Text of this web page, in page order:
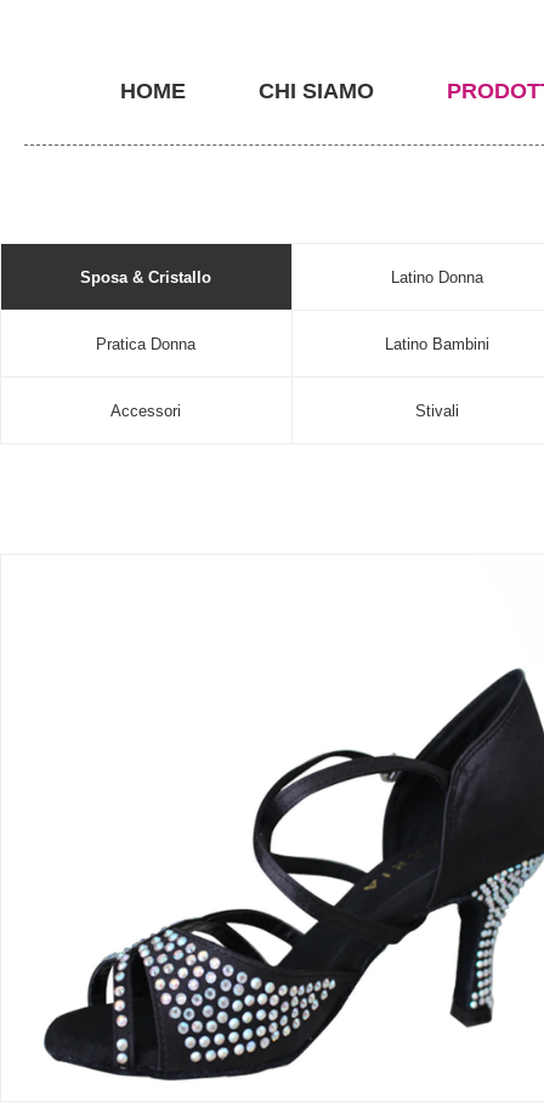
HOME CHI SIAMO
Sposa & Cristallo Latino Donna
Pratica Donna Latino Bambini
Accessori Stivali